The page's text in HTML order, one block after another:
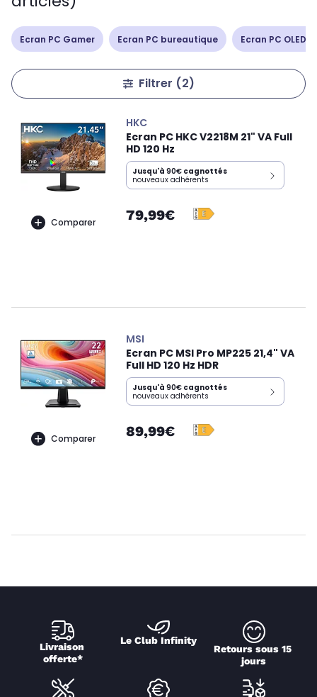
Ecran PC Gamer Ecran PC bureautique Ecran PC OLED /
Filtrer (2)
Comparer
HKC
Ecran PC HKC V2218M 21" VA Full
HD 120 Hz
Jusqu'à 90€ cagnottés
nouveaux adhérents
79,99€
Comparer
MSI
Ecran PC MSI Pro MP225 21,4" VA
Full HD 120 Hz HDR
Jusqu'à 90€ cagnottés
nouveaux adhérents
89,99€
Livraison
offerte*
Le Club Infinity
Retours sous 15
jours